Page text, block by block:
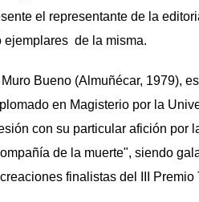
el representante de la
ejemplares de la misma.
Bueno (Almuñécar, 1979),
en Magisterio por la
con su particular afición por
de la muerte", siendo
finalistas del III Premio